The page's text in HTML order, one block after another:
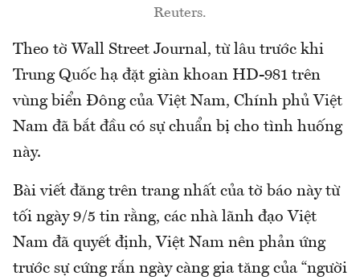
Reuters.
Theo tờ Wall Street Journal, từ lâu trước khi
Trung Quốc hạ đặt giàn khoan HD-981 trên
vùng biển Đông của Việt Nam, Chính phủ Việt
Nam đã bắt đầu có sự chuẩn bị cho tình huống
này.
Bài viết đăng trên trang nhất của tờ báo này từ
tối ngày 9/5 tin rằng, các nhà lãnh đạo Việt
Nam đã quyết định, Việt Nam nên phản ứng
trước sự cứng rắn ngày càng gia tăng của “người